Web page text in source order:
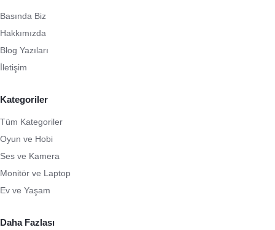
Basında Biz
Hakkımızda
Blog Yazıları
İletişim
Kategoriler
Tüm Kategoriler
Oyun ve Hobi
Ses ve Kamera
Monitör ve Laptop
Ev ve Yaşam
Daha Fazlası